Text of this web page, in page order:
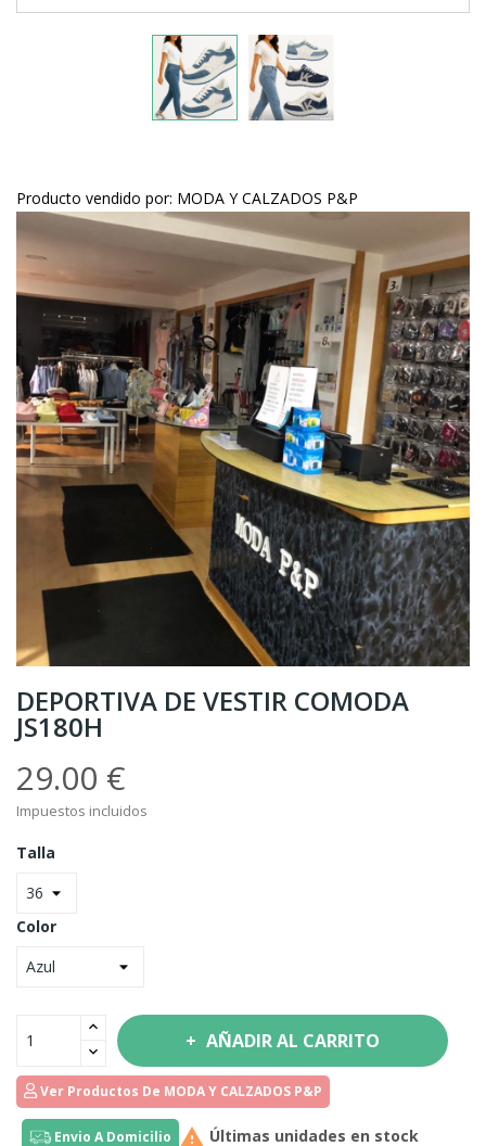
Producto vendido por: MODA Y CALZADOS P&P
DEPORTIVA DE VESTIR COMODA
JS180H
29.00 €
Impuestos incluidos
Talla
Color
AÑADIR AL CARRITO
Ver Productos De MODA Y CALZADOS P&P
Envio A Domicilio  Últimas unidades en stock